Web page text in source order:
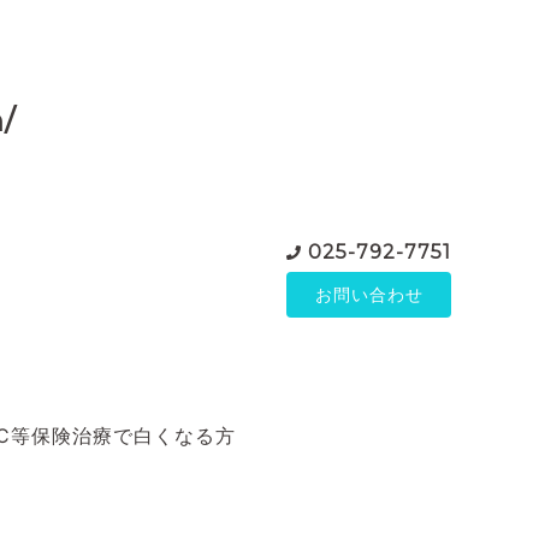
等保険治療で白くなる方
025-792-7751
お問い合わせ